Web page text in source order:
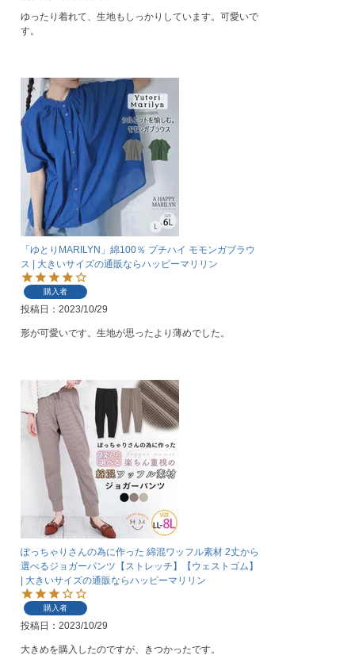
ゆったり着れて、生地もしっかりしています。可愛いで
す。
「ゆとりMARILYN」綿100％ プチハイ モモンガブラウ
ス | 大きいサイズの通販ならハッピーマリリン
購入者
投稿日 2023/10/29
形が可愛いです。生地が思ったより薄めでした。
ぽっちゃりさんの為に作った 綿混ワッフル素材 2丈から
選べるジョガーパンツ【ストレッチ】【ウェストゴム】
| 大きいサイズの通販ならハッピーマリリン
購入者
投稿日 2023/10/29
大きめを購入したのですが、きつかったです。